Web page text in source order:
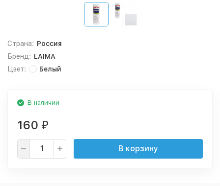
Страна: Россия
Бренд: LAIMA
Цвет:
Белый
В наличии
160 ₽
В корзину